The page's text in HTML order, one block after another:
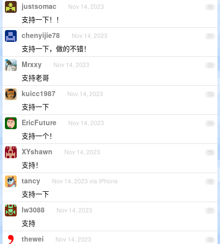
70
justsomac Nov 14, 2023
支持一下！！
71
chenyijie78 Nov 14, 2023
支持一下，做的不错！
72
Mrxxy Nov 14, 2023
支持老哥
73
kuicc1987 Nov 14, 2023
支持一下
74
EricFuture Nov 14, 2023
支持一个！
75
XYshawn Nov 14, 2023
支持！
76
tancy Nov 14, 2023 via iPhone
支持一下
77
lw3088 Nov 14, 2023
支持
78
thewei Nov 14, 2023